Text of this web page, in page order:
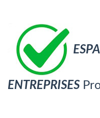
ENTREPRISES